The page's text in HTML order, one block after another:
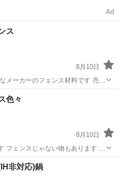
Ad
ス
8月10日
フェンスじゃない物
用品
色々
8月10日
必
用品 フェンス
非対応)鍋